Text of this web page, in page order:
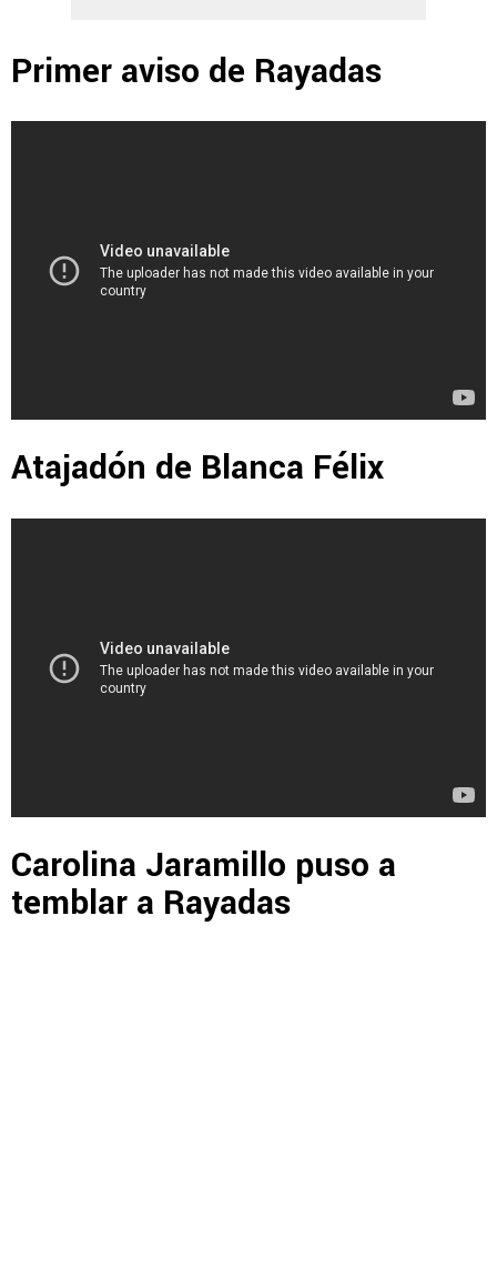
Primer aviso de Rayadas
Atajadón de Blanca Félix
Carolina Jaramillo puso a
temblar a Rayadas